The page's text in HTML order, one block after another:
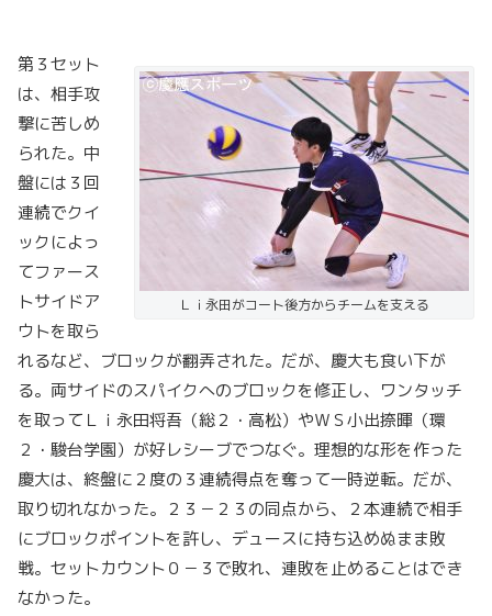
Ｌｉ永田がコート後方からチームを支える
第３セット
は、相手攻
撃に苦しめ
られた。中
盤には３回
連続でクイ
ックによっ
てファース
トサイドア
ウトを取ら
れるなど、ブロックが翻弄された。だが、慶大も食い下が
る。両サイドのスパイクへのブロックを修正し、ワンタッチ
を取ってＬｉ永田将吾（総２・高松）やＷＳ小出捺暉（環
２・駿台学園）が好レシーブでつなぐ。理想的な形を作った
慶大は、終盤に２度の３連続得点を奪って一時逆転。だが、
取り切れなかった。２３－２３の同点から、２本連続で相手
にブロックポイントを許し、デュースに持ち込めぬまま敗
戦。セットカウント０－３で敗れ、連敗を止めることはでき
なかった。